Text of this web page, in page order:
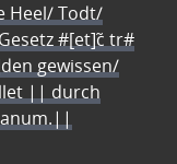
Heel/ Todt/
#[et]c̃ tr#
gewissen/
|| durch